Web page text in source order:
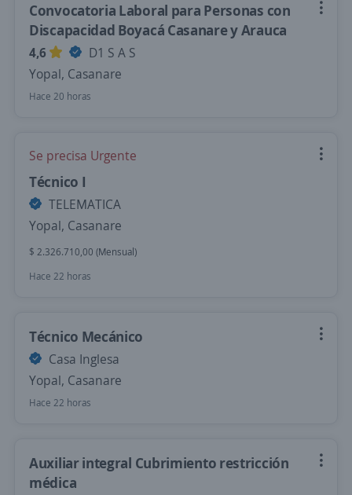
Convocatoria Laboral para Personas con
Discapacidad Boyacá Casanare y Arauca
4,6
D1 S A S
Yopal, Casanare
Hace 20 horas
Se precisa Urgente
Técnico I
TELEMATICA
Yopal, Casanare
$ 2.326.710,00 (Mensual)
Hace 22 horas
Técnico Mecánico
Casa Inglesa
Yopal, Casanare
Hace 22 horas
Auxiliar integral Cubrimiento restricción
médica